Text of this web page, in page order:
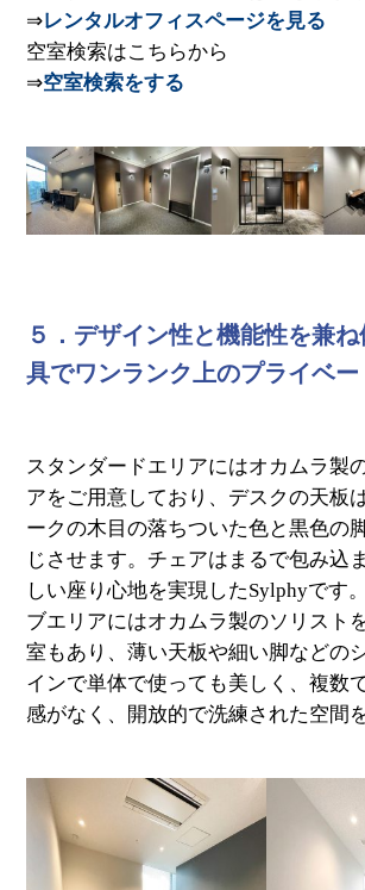
⇒レンタルオフィスページを見る
空室検索はこちらから
⇒空室検索をする
５．デザイン性と機能性を兼
具でワンランク上のプライベー
スタンダードエリアにはオカムラ製
アをご用意しており、デスクの天板
ークの木目の落ちついた色と黒色の
じさせます。チェアはまるで包み込
しい座り心地を実現したSylphyです
ブエリアにはオカムラ製のソリスト
室もあり、薄い天板や細い脚などの
インで単体で使っても美しく、複数
感がなく、開放的で洗練された空間